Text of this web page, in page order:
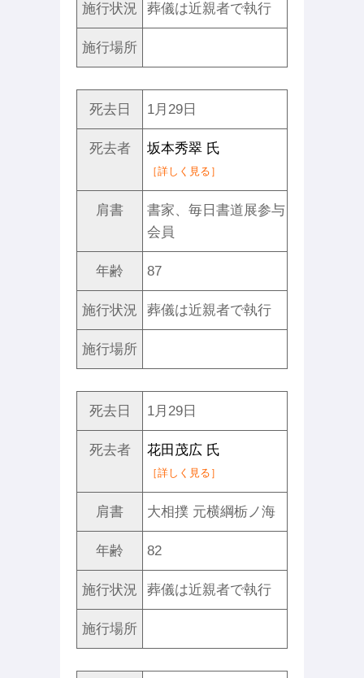
施行状況 葬儀は近親者で執行
施行場所
死去日 1月29日
死去者 坂本秀翠 氏
［詳しく見る］
肩書
書家、毎日書道展参与
会員
年齢 87
施行状況 葬儀は近親者で執行
施行場所
死去日 1月29日
死去者 花田茂広 氏
［詳しく見る］
肩書 大相撲 元横綱栃ノ海
年齢 82
施行状況 葬儀は近親者で執行
施行場所